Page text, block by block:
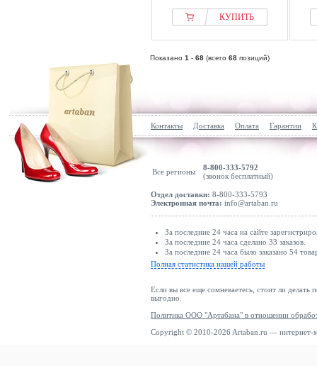
КУПИТЬ
Показано 1 - 68 (всего 68 позиций)
Контакты Доставка Оплата Гарантии
Все регионы
8-800-333-5792
(звонок бесплатный)
Отдел доставки: 8-800-333-5793
Электронная почта: info@artaban.ru
За последние 24 часа на сайте
За последние 24 часа сделано 33 заказов.
За последние 24 часа было заказано 54
Полная статистика нашей работы
Если вы все еще сомневаетесь, стоит ли делать
выгодно.
Политика ООО "Артабана" в отношении
Copyright © 2010-2026 Artaban.ru — интернет-